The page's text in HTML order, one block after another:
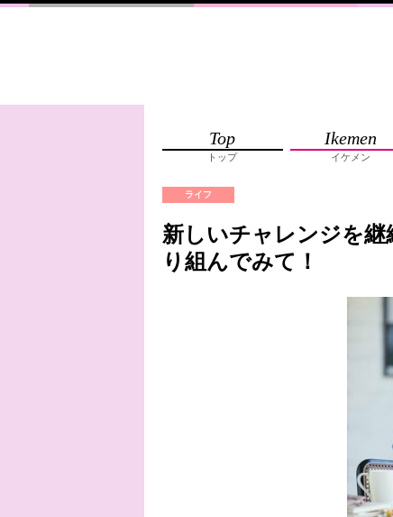
Top
トップ
Ikemen
イケメン
ライフ
新しいチャレンジを
り組んでみて！